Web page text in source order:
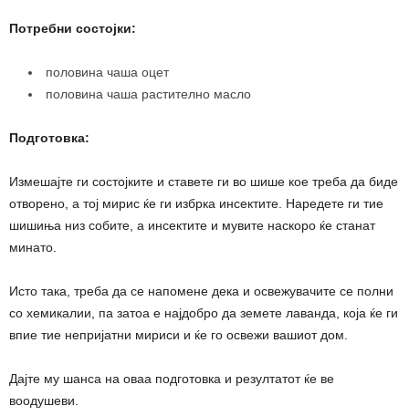
Потребни состојки:
половина чаша оцет
половина чаша растително масло
Подготовка:
Измешајте ги состојките и ставете ги во шише кое треба да биде
отворено, а тој мирис ќе ги избрка инсектите. Наредете ги тие
шишиња низ собите, а инсектите и мувите наскоро ќе станат
минато.
Исто така, треба да се напомене дека и освежувачите се полни
со хемикалии, па затоа е најдобро да земете лаванда, која ќе ги
впие тие непријатни мириси и ќе го освежи вашиот дом.
Дајте му шанса на оваа подготовка и резултатот ќе ве
воодушеви.